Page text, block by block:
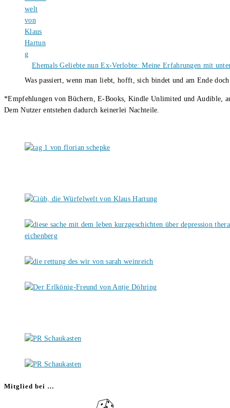
Ehemals Geliebte nun Ex-Verlobte: Meine Erfahrungen mit
Was passiert, wenn man liebt, hofft, sich bindet und am Ende
*Empfehlungen von Büchern, E-Books, Kindle Unlimited und Audible,
Dem Nutzer entstehen dadurch keinerlei Nachteile.
Mitglied bei …